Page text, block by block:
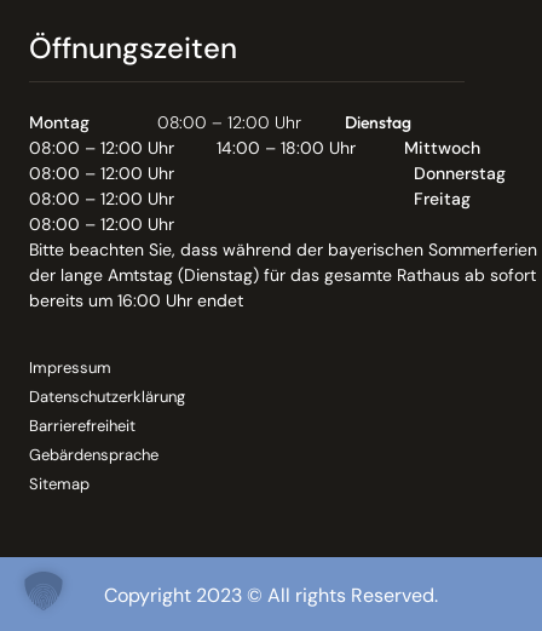
Öffnungszeiten
Montag 08:00 – 12:00 Uhr
Dienstag
08:00 – 12:00 Uhr
14:00 – 18:00 Uhr
Mittwoch
08:00 – 12:00 Uhr
Donnerstag
08:00 – 12:00 Uhr
Freitag
08:00 – 12:00 Uhr
Bitte beachten Sie, dass während der bayerischen Sommerferien
der lange Amtstag (Dienstag) für das gesamte Rathaus ab sofort
bereits um 16:00 Uhr endet
Impressum
Datenschutzerklärung
Barrierefreiheit
Gebärdensprache
Sitemap
Copyright 2023 © All rights Reserved.